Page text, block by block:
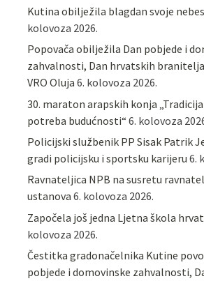
Kutina obilježila blagdan svoje
kolovoza 2026.
Popovača obilježila Dan pobjede i
zahvalnosti, Dan hrvatskih
VRO Oluja 6. kolovoza 2026.
30. maraton arapskih konja
potreba budućnosti“ 6. kolovoza
Policijski službenik PP Sisak Patrik
gradi policijsku i sportsku karijeru 6.
Ravnateljica NPB na susretu
ustanova 6. kolovoza 2026.
Započela još jedna Ljetna škola
kolovoza 2026.
Čestitka gradonačelnika Kutine
pobjede i domovinske zahvalnosti,